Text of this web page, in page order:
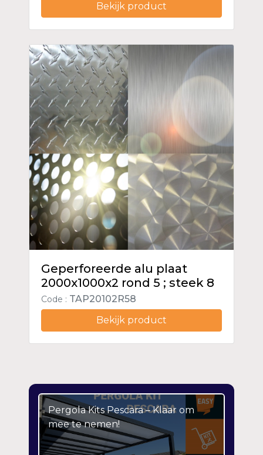
Bekijk product
Geperforeerde alu plaat
2000x1000x2 rond 5 ; steek 8
Code : TAP20102R58
Bekijk product
Pergola Kits Pescara – Klaar om
mee te nemen!